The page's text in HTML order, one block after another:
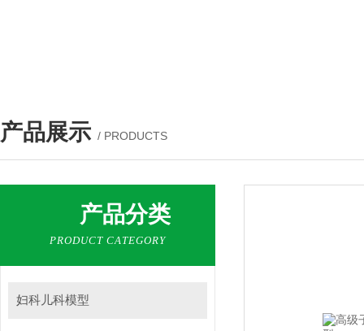
产品展示 / PRODUCTS
产品分类
PRODUCT CATEGORY
妇科儿科模型